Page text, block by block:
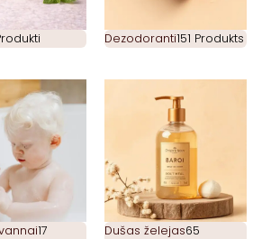
Dezodoranti151 Produkts
17
Dušas želejas65